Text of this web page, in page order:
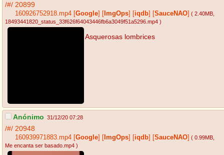
/#/ 20899
160926752918.mp4 Google ImgOps iqdb SauceNAO ( 2.40MB
18493441820_status_33f626f64043446fb6a3049f51a5296.mp4 )
Asquerosas lombrices
Anónimo 31/12/20 07:28
/#/ 20948
160939971883.mp4 Google ImgOps iqdb SauceNAO ( 0.99MB
Me encanta ser basado.mp4 )